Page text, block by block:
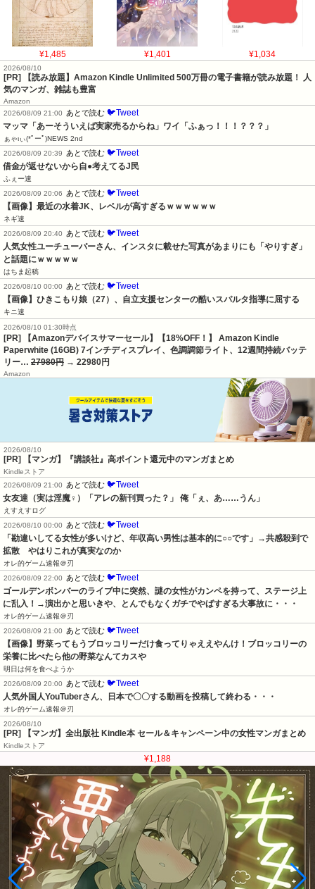
¥1,485 ¥1,401 ¥1,034
2026/08/10
[PR] 【読み放題】Amazon Kindle Unlimited 500万冊の電子書籍が読み放題！ 人
気のマンガ、雑誌も豊富
Amazon
2026/08/09 21:00
あとで読む 🐦Tweet
マッマ「あーそういえば実家売るからね」ワイ「ふぁっ！！！？？？」
ぁゃιぃ(*ﾟーﾟ)NEWS 2nd
2026/08/09 20:39
あとで読む 🐦Tweet
借金が返せないから自●考えてるJ民
ふぇー速
2026/08/09 20:06
あとで読む 🐦Tweet
【画像】最近の水着JK、レベルが高すぎるｗｗｗｗｗｗ
ネギ速
2026/08/09 20:40
あとで読む 🐦Tweet
人気女性ユーチューバーさん、インスタに載せた写真があまりにも「やりすぎ」
と話題にｗｗｗｗｗ
はちま起稿
2026/08/10 00:00
あとで読む 🐦Tweet
【画像】ひきこもり娘（27）、自立支援センターの酷いスパルタ指導に屈する
キニ速
2026/08/10 01:30時点
[PR] 【Amazonデバイスサマーセール】【18%OFF！】 Amazon Kindle
Paperwhite (16GB) 7インチディスプレイ、色調調節ライト、12週間持続バッテ
リー… 27980円 → 22980円
Amazon
2026/08/10
[PR] 【マンガ】『講談社』高ポイント還元中のマンガまとめ
Kindleストア
2026/08/09 21:00
あとで読む 🐦Tweet
女友達（実は淫魔♀）「アレの新刊買った？」 俺「ぇ、あ……うん」
えすえすログ
2026/08/10 00:00
あとで読む 🐦Tweet
「勘違いしてる女性が多いけど、年収高い男性は基本的に○○です」→共感殺到で
拡散　やはりこれが真実なのか
オレ的ゲーム速報＠刃
2026/08/09 22:00
あとで読む 🐦Tweet
ゴールデンボンバーのライブ中に突然、謎の女性がカンペを持って、ステージ上
に乱入！→演出かと思いきや、とんでもなくガチでやばすぎる大事故に・・・
オレ的ゲーム速報＠刃
2026/08/09 21:00
あとで読む 🐦Tweet
【画像】野菜ってもうブロッコリーだけ食ってりゃええやんけ！ブロッコリーの
栄養に比べたら他の野菜なんてカスや
明日は何を食べようか
2026/08/09 20:00
あとで読む 🐦Tweet
人気外国人YouTuberさん、日本で〇〇する動画を投稿して終わる・・・
オレ的ゲーム速報＠刃
2026/08/10
[PR] 【マンガ】全出版社 Kindle本 セール＆キャンペーン中の女性マンガまとめ
Kindleストア
¥1,188